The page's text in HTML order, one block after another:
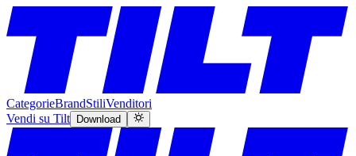
CategorieBrandStiliVenditori
Vendi su Tilt
Download